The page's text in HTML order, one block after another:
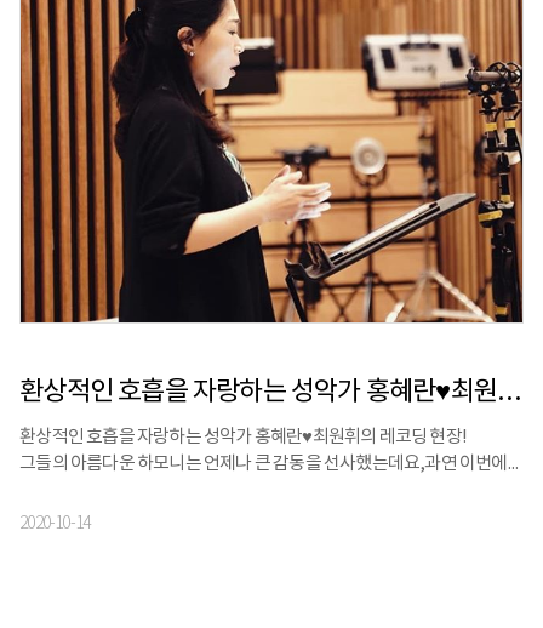
환상적인 호흡을 자랑하는 성악가 홍혜란♥최원휘의 레코딩 현장!
환상적인 호흡을 자랑하는 성악가 홍혜란♥최원휘의 레코딩 현장!⠀
그들의 아름다운 하모니는 언제나 큰 감동을 선사했는데요,과연 이번에는
관심과 기대 부탁드립니다
2020-10-14